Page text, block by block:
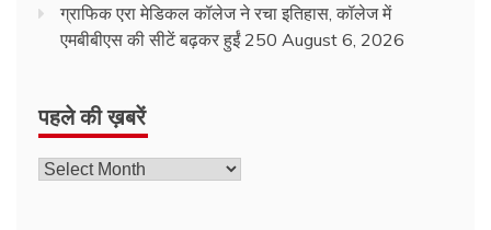
ग्राफिक एरा मेडिकल कॉलेज ने रचा इतिहास, कॉलेज में
एमबीबीएस की सीटें बढ़कर हुईं 250 August 6, 2026
पहले की ख़बरें
पहले